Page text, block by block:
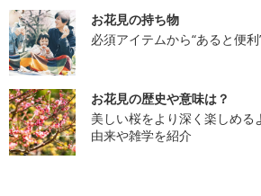
お花見の持ち物
必須アイテムから“あると便
お花見の歴史や意味は？
美しい桜をより深く楽しめる
由来や雑学を紹介